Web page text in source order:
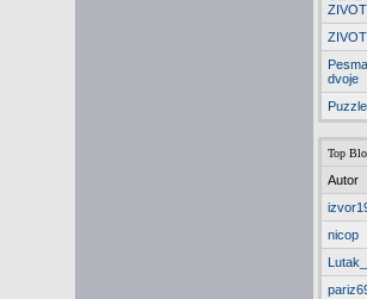
ZIVOT
dvoje
Top
Autor
nicop